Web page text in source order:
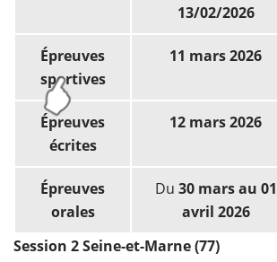
13/02/2026
Épreuves
sportives
11 mars 2026
Épreuves
écrites
12 mars 2026
Épreuves
orales
Du 30 mars au 01
avril 2026
Session 2 Seine-et-Marne (77)